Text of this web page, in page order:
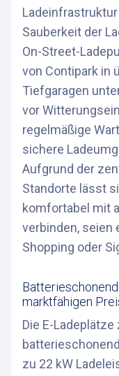
Sauberkeit der
On-Street-
von Contipark in
Tiefgaragen
vor
regelmäßige
sichere
Aufgrund der
Standorte lässt
komfortabel mit
verbinden, seien
Shopping oder
marktfähigen
Die E-
zu 22 kW